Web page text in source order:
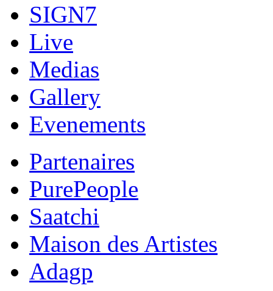
SIGN7
Live
Medias
Gallery
Evenements
Partenaires
PurePeople
Saatchi
Maison des Artistes
Adagp